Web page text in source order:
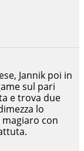
Jannik poi in
sul pari
e trova due
lo
magiaro con